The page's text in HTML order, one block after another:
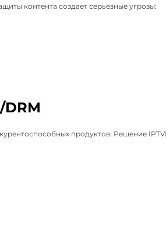
контента создает серьезные угрозы:
DRM
продуктов. Решение